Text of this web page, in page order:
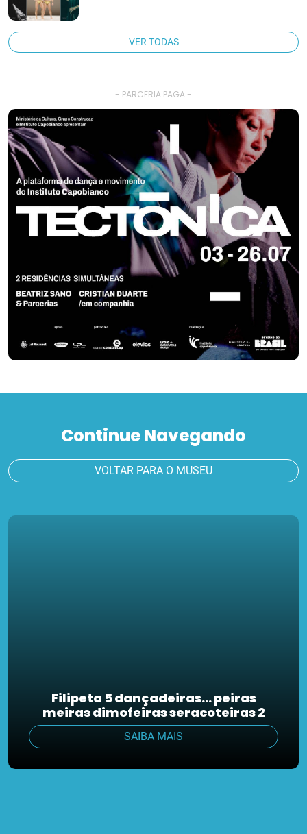
VER TODAS
- PARCERIA PAGA -
Continue Navegando
VOLTAR PARA O MUSEU
Filipeta 5 dançadeiras… peiras
meiras dimofeiras seracoteiras 2
SAIBA MAIS